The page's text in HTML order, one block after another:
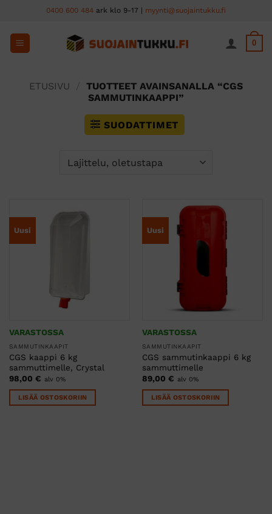
content
0400 600 484 ark klo 9-17 | myynti@suojaintukku.fi
0
ETUSIVU
TUOTTEET AVAINSANALLA “CGS
SAMMUTINKAAPPI”
SUODATTIMET
Uusi
VARASTOSSA
SAMMUTINKAAPIT
CGS kaappi 6 kg
sammuttimelle, Crystal
98,00 € alv 0%
LISÄÄ OSTOSKORIIN
Uusi
VARASTOSSA
SAMMUTINKAAPIT
CGS sammutinkaappi 6 kg
sammuttimelle
89,00 € alv 0%
LISÄÄ OSTOSKORIIN